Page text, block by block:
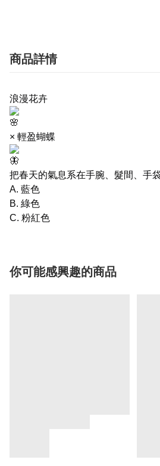
商品詳情
浪漫花卉
× 輕盈蝴蝶
把春天的氣息系在手腕、髮間、手
A. 藍色
B. 綠色
C. 粉紅色
你可能感興趣的商品